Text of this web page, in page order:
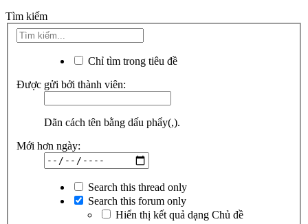
Tìm kiếm
Chỉ tìm trong tiêu đề
Được gửi bởi thành viên:
Dãn cách tên bằng dấu phẩy(,).
Mới hơn ngày:
Search this thread only
Search this forum only
Hiển thị kết quả dạng Chủ đề